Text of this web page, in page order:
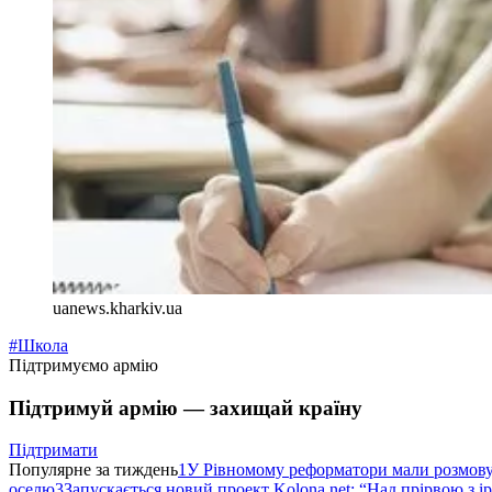
uanews.kharkiv.ua
#Школа
Підтримуємо армію
Підтримуй армію — захищай країну
Підтримати
Популярне за тиждень1У Рівномому реформатори мали